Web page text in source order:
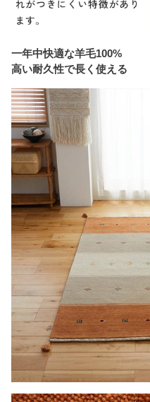
一年中快適な羊毛100%
高い耐久性で長く使える